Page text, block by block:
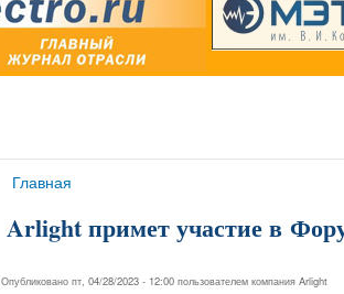
Вы здесь
Главная
Arlight примет участие в
Опубликовано пт, 04/28/2023 - 12:00 пользователем компания Arlight